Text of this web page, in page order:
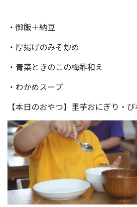
・御飯＋納豆
・厚揚げのみそ炒め
・青菜ときのこの梅酢和え
・わかめスープ
【本日のおやつ】里芋おにぎり・